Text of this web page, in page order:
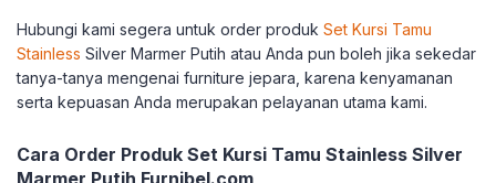
Hubungi kami segera untuk order produk Set Kursi Tamu
Stainless Silver Marmer Putih atau Anda pun boleh jika sekedar
tanya-tanya mengenai furniture jepara, karena kenyamanan
serta kepuasan Anda merupakan pelayanan utama kami.
Cara Order Produk Set Kursi Tamu Stainless Silver
Marmer Putih Furnibel.com